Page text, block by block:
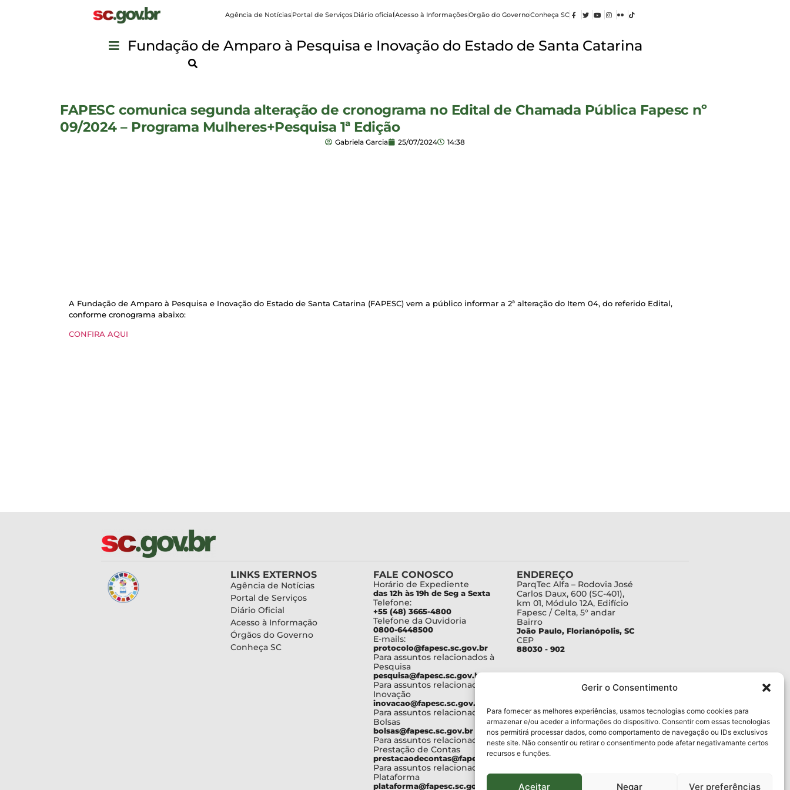
Gerir o Consentimento
Para fornecer as melhores experiências, usamos tecnologias como cookies para
armazenar e/ou aceder a informações do dispositivo. Consentir com essas tecnologias
nos permitirá processar dados, como comportamento de navegação ou IDs exclusivos
neste site. Não consentir ou retirar o consentimento pode afetar negativamante certos
recursos e funções.
Aceitar Negar Ver preferências
Agência de NotíciasPortal de ServiçosDiário oficialAcesso à InformaçõesOrgão do GovernoConheça SC
Fundação de Amparo à Pesquisa e Inovação do Estado de Santa Catarina
FAPESC comunica segunda alteração de cronograma no Edital de Chamada Pública Fapesc nº
09/2024 – Programa Mulheres+Pesquisa 1ª Edição
Gabriela Garcia 25/07/2024 14:38
A Fundação de Amparo à Pesquisa e Inovação do Estado de Santa Catarina (FAPESC) vem a público informar a 2ª alteração do Item 04, do referido Edital,
conforme cronograma abaixo:
CONFIRA AQUI
LINKS EXTERNOS
Agência de Notícias
Portal de Serviços
Diário Oficial
Acesso à Informação
Órgãos do Governo
Conheça SC
FALE CONOSCO
Horário de Expediente
das 12h às 19h de Seg a Sexta
Telefone:
+55 (48) 3665-4800
Telefone da Ouvidoria
0800-6448500
E-mails:
protocolo@fapesc.sc.gov.br
Para assuntos relacionados à
Pesquisa
pesquisa@fapesc.sc.gov.br
Para assuntos relacionados à
Inovação
inovacao@fapesc.sc.gov.br
Para assuntos relacionados à
Bolsas
bolsas@fapesc.sc.gov.br
Para assuntos relacionados à
Prestação de Contas
prestacaodecontas@fapesc.sc.gov.br
Para assuntos relacionados à
Plataforma
plataforma@fapesc.sc.gov.br
ENDEREÇO
ParqTec Alfa – Rodovia José
Carlos Daux, 600 (SC-401),
km 01, Módulo 12A, Edifício
Fapesc / Celta, 5° andar
Bairro
João Paulo, Florianópolis, SC
CEP
88030 - 902